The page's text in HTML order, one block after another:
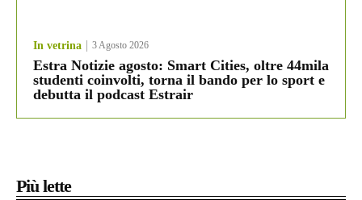
In vetrina 3 Agosto 2026
Estra Notizie agosto: Smart Cities, oltre 44mila
studenti coinvolti, torna il bando per lo sport e
debutta il podcast Estrair
Più lette